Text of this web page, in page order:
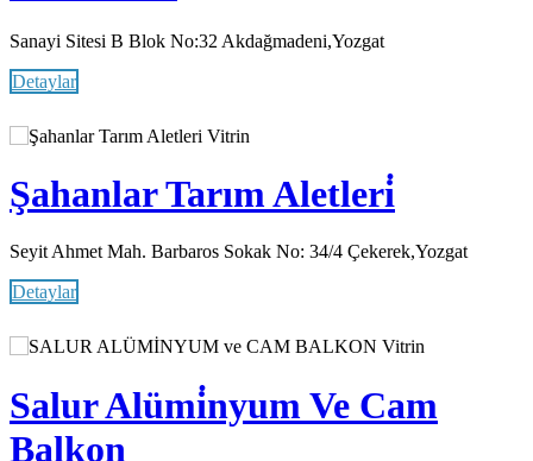
Sanayi Sitesi B Blok No:32 Akdağmadeni,Yozgat
Detaylar
Vitrin
Şahanlar Tarım Aletleri̇
Seyit Ahmet Mah. Barbaros Sokak No: 34/4 Çekerek,Yozgat
Detaylar
Vitrin
Salur Alümi̇nyum Ve Cam
Balkon